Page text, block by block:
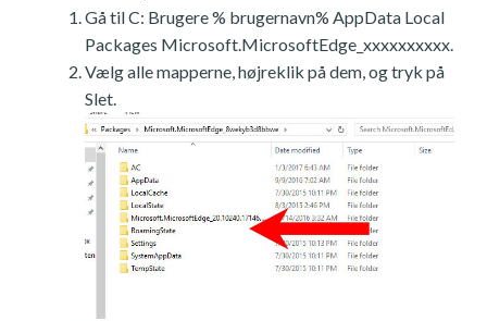
Gå til C: Brugere % brugernavn% AppData Local
Packages Microsoft.MicrosoftEdge_xxxxxxxxxx.
Vælg alle mapperne, højreklik på dem, og tryk på
Slet.